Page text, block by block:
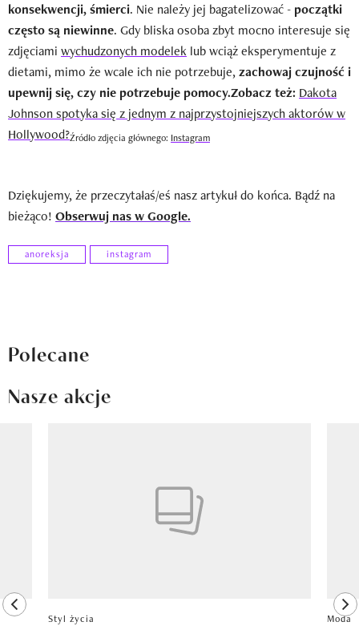
konsekwencji, śmierci. Nie należy jej bagatelizować - początki
często są niewinne. Gdy bliska osoba zbyt mocno interesuje się
zdjęciami wychudzonych modelek lub wciąż eksperymentuje z
dietami, mimo że wcale ich nie potrzebuje,zachowaj czujność i
upewnij się, czy nie potrzebuje pomocy.Zobacz też: Dakota
Johnson spotyka się z jednym z najprzystojniejszych aktorów w
Hollywood?Źródło zdjęcia głównego: Instagram
Dziękujemy, że przeczytałaś/eś nasz artykuł do końca. Bądź na
bieżąco! Obserwuj nas w Google.
anoreksja instagram
Polecane
Nasze akcje
previous element
Styl życia Moda